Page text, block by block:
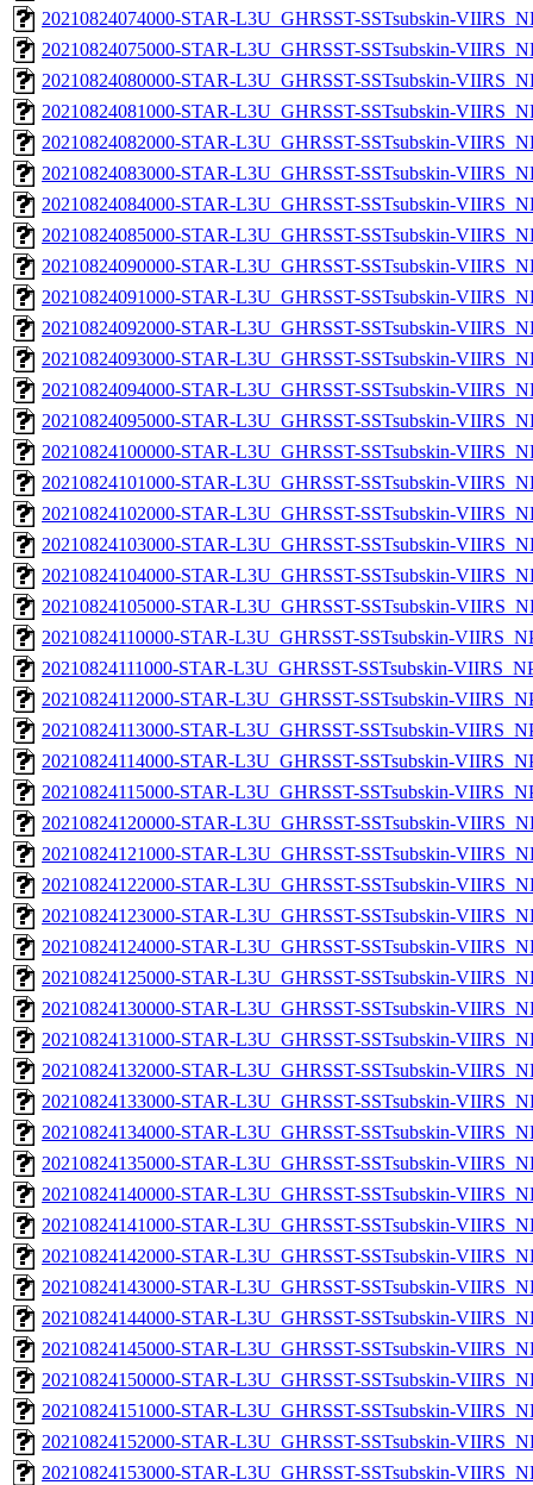
20210824074000-STAR-L3U_GHRSST-SSTsubskin-
20210824075000-STAR-L3U_GHRSST-SSTsubskin-
20210824080000-STAR-L3U_GHRSST-SSTsubskin-
20210824081000-STAR-L3U_GHRSST-SSTsubskin-
20210824082000-STAR-L3U_GHRSST-SSTsubskin-
20210824083000-STAR-L3U_GHRSST-SSTsubskin-
20210824084000-STAR-L3U_GHRSST-SSTsubskin-
20210824085000-STAR-L3U_GHRSST-SSTsubskin-
20210824090000-STAR-L3U_GHRSST-SSTsubskin-
20210824091000-STAR-L3U_GHRSST-SSTsubskin-
20210824092000-STAR-L3U_GHRSST-SSTsubskin-
20210824093000-STAR-L3U_GHRSST-SSTsubskin-
20210824094000-STAR-L3U_GHRSST-SSTsubskin-
20210824095000-STAR-L3U_GHRSST-SSTsubskin-
20210824100000-STAR-L3U_GHRSST-SSTsubskin-
20210824101000-STAR-L3U_GHRSST-SSTsubskin-
20210824102000-STAR-L3U_GHRSST-SSTsubskin-
20210824103000-STAR-L3U_GHRSST-SSTsubskin-
20210824104000-STAR-L3U_GHRSST-SSTsubskin-
20210824105000-STAR-L3U_GHRSST-SSTsubskin-
20210824110000-STAR-L3U_GHRSST-SSTsubskin-
20210824111000-STAR-L3U_GHRSST-SSTsubskin-
20210824112000-STAR-L3U_GHRSST-SSTsubskin-
20210824113000-STAR-L3U_GHRSST-SSTsubskin-
20210824114000-STAR-L3U_GHRSST-SSTsubskin-
20210824115000-STAR-L3U_GHRSST-SSTsubskin-
20210824120000-STAR-L3U_GHRSST-SSTsubskin-
20210824121000-STAR-L3U_GHRSST-SSTsubskin-
20210824122000-STAR-L3U_GHRSST-SSTsubskin-
20210824123000-STAR-L3U_GHRSST-SSTsubskin-
20210824124000-STAR-L3U_GHRSST-SSTsubskin-
20210824125000-STAR-L3U_GHRSST-SSTsubskin-
20210824130000-STAR-L3U_GHRSST-SSTsubskin-
20210824131000-STAR-L3U_GHRSST-SSTsubskin-
20210824132000-STAR-L3U_GHRSST-SSTsubskin-
20210824133000-STAR-L3U_GHRSST-SSTsubskin-
20210824134000-STAR-L3U_GHRSST-SSTsubskin-
20210824135000-STAR-L3U_GHRSST-SSTsubskin-
20210824140000-STAR-L3U_GHRSST-SSTsubskin-
20210824141000-STAR-L3U_GHRSST-SSTsubskin-
20210824142000-STAR-L3U_GHRSST-SSTsubskin-
20210824143000-STAR-L3U_GHRSST-SSTsubskin-
20210824144000-STAR-L3U_GHRSST-SSTsubskin-
20210824145000-STAR-L3U_GHRSST-SSTsubskin-
20210824150000-STAR-L3U_GHRSST-SSTsubskin-
20210824151000-STAR-L3U_GHRSST-SSTsubskin-
20210824152000-STAR-L3U_GHRSST-SSTsubskin-
20210824153000-STAR-L3U_GHRSST-SSTsubskin-